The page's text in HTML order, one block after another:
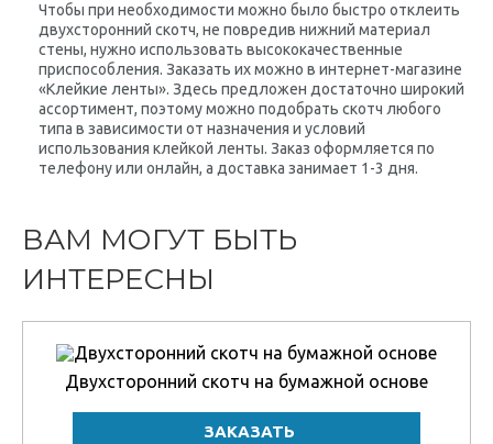
Чтобы при необходимости можно было быстро отклеить
двухсторонний скотч, не повредив нижний материал
стены, нужно использовать высококачественные
приспособления. Заказать их можно в интернет-магазине
«Клейкие ленты». Здесь предложен достаточно широкий
ассортимент, поэтому можно подобрать скотч любого
типа в зависимости от назначения и условий
использования клейкой ленты. Заказ оформляется по
телефону или онлайн, а доставка занимает 1-3 дня.
ВАМ МОГУТ БЫТЬ
ИНТЕРЕСНЫ
Двухсторонний скотч на бумажной основе